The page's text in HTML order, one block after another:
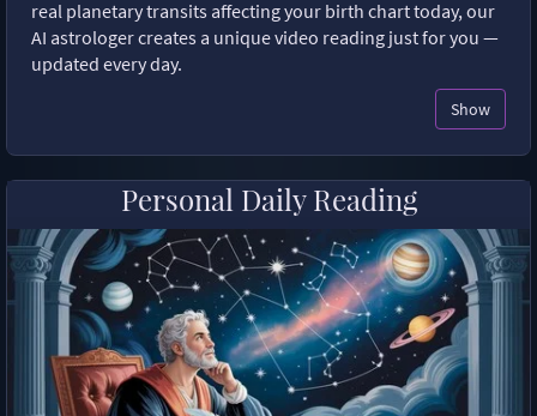
real planetary transits affecting your birth chart today, our
AI astrologer creates a unique video reading just for you —
updated every day.
Show
Personal Daily Reading